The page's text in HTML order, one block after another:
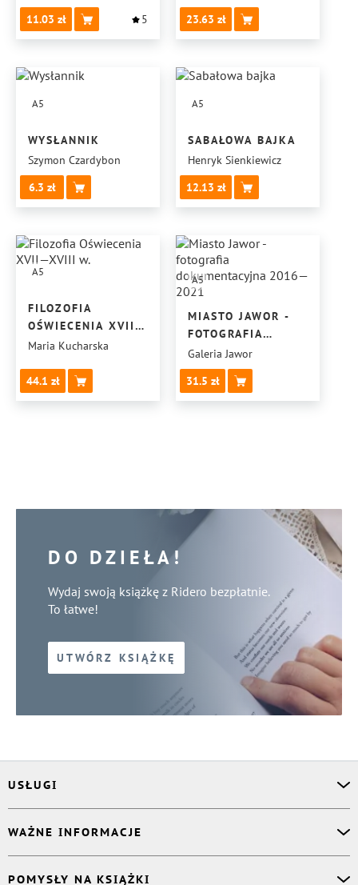
11.03
5 23.63
A5
WYSŁANNIK
Szymon Czardybon
6.3
A5
SABAŁOWA BAJKA
Henryk Sienkiewicz
12.13
A5
FILOZOFIA
OŚWIECENIA XVII—
XVIII W.
Maria Kucharska
44.1
A5
MIASTO JAWOR -
FOTOGRAFIA
DOKUMENTACYJNA
2016—2021
Galeria Jawor
31.5
DO DZIEŁA!
Wydaj swoją książkę z Ridero bezpłatnie.
To łatwe!
UTWÓRZ KSIĄŻKĘ
USŁUGI
Korektor
Projektant okładki
Druk Twojej książki
WAŻNE INFORMACJE
POMYSŁY NA KSIĄŻKI